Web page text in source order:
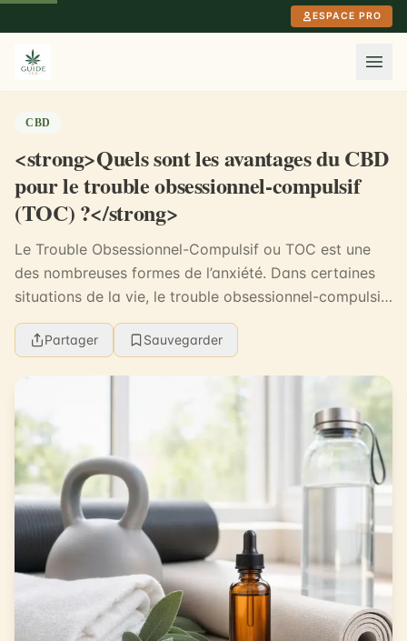
ESPACE PRO
CBD
<strong>Quels sont les avantages du CBD
pour le trouble obsessionnel-compulsif
(TOC) ?</strong>
Le Trouble Obsessionnel-Compulsif ou TOC est une
des nombreuses formes de l’anxiété. Dans certaines
situations de la vie, le trouble obsessionnel-compulsif
peut vous ôter toute once de force et vous ...
Partager Sauvegarder